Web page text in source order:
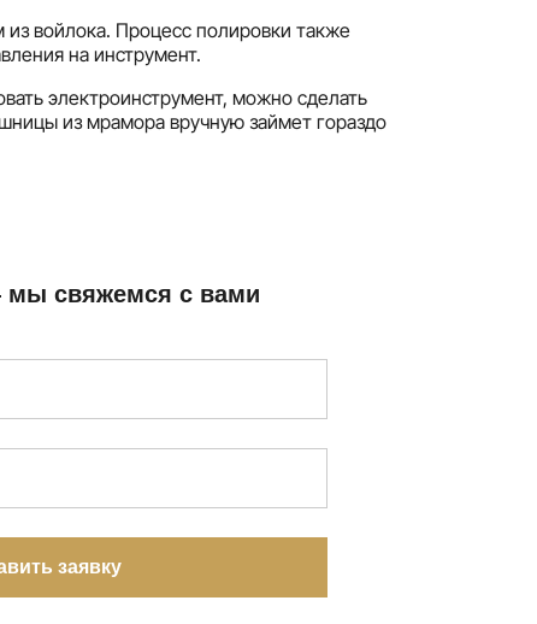
войлока. Процесс полировки также
на инструмент.
электроинструмент, можно сделать
из мрамора вручную займет гораздо
мы свяжемся с вами